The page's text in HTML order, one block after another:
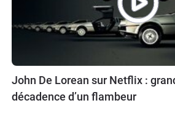
John De Lorean sur Netflix :
décadence d’un flambeur